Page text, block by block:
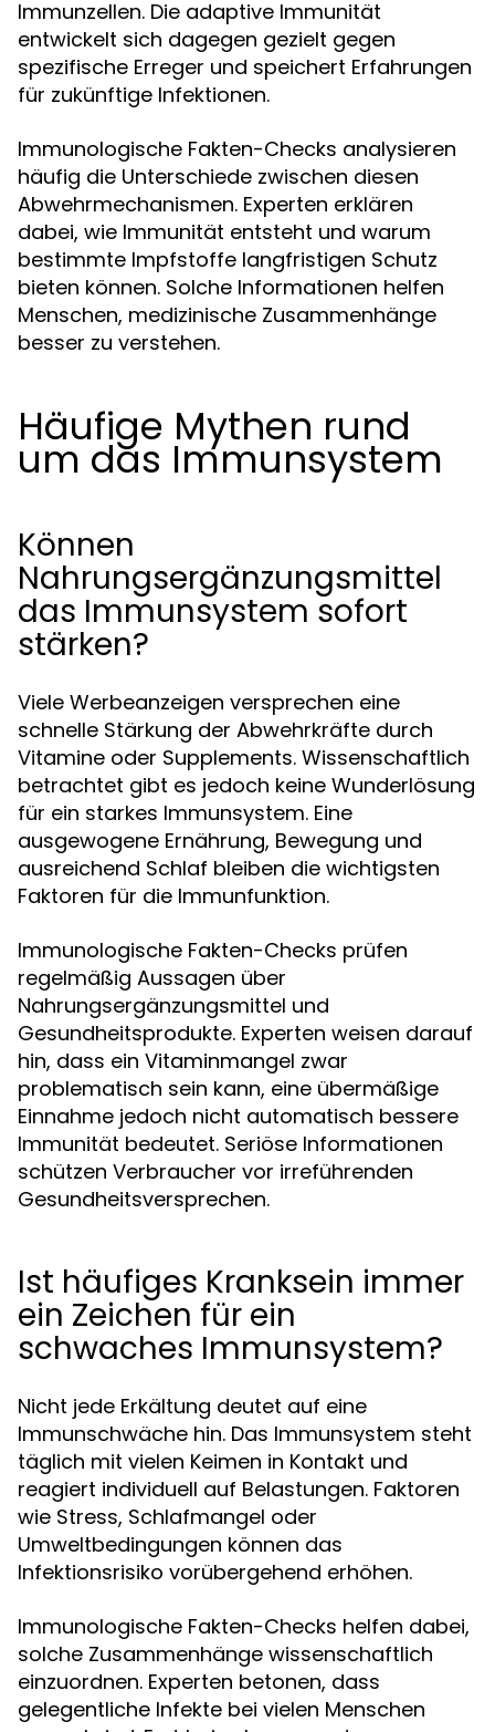
Immunzellen. Die adaptive Immunität
entwickelt sich dagegen gezielt gegen
spezifische Erreger und speichert Erfahrungen
für zukünftige Infektionen.
Immunologische Fakten-Checks analysieren
häufig die Unterschiede zwischen diesen
Abwehrmechanismen. Experten erklären
dabei, wie Immunität entsteht und warum
bestimmte Impfstoffe langfristigen Schutz
bieten können. Solche Informationen helfen
Menschen, medizinische Zusammenhänge
besser zu verstehen.
Häufige Mythen rund
um das Immunsystem
Können
Nahrungsergänzungsmittel
das Immunsystem sofort
stärken?
Viele Werbeanzeigen versprechen eine
schnelle Stärkung der Abwehrkräfte durch
Vitamine oder Supplements. Wissenschaftlich
betrachtet gibt es jedoch keine Wunderlösung
für ein starkes Immunsystem. Eine
ausgewogene Ernährung, Bewegung und
ausreichend Schlaf bleiben die wichtigsten
Faktoren für die Immunfunktion.
Immunologische Fakten-Checks prüfen
regelmäßig Aussagen über
Nahrungsergänzungsmittel und
Gesundheitsprodukte. Experten weisen darauf
hin, dass ein Vitaminmangel zwar
problematisch sein kann, eine übermäßige
Einnahme jedoch nicht automatisch bessere
Immunität bedeutet. Seriöse Informationen
schützen Verbraucher vor irreführenden
Gesundheitsversprechen.
Ist häufiges Kranksein immer
ein Zeichen für ein
schwaches Immunsystem?
Nicht jede Erkältung deutet auf eine
Immunschwäche hin. Das Immunsystem steht
täglich mit vielen Keimen in Kontakt und
reagiert individuell auf Belastungen. Faktoren
wie Stress, Schlafmangel oder
Umweltbedingungen können das
Infektionsrisiko vorübergehend erhöhen.
Immunologische Fakten-Checks helfen dabei,
solche Zusammenhänge wissenschaftlich
einzuordnen. Experten betonen, dass
gelegentliche Infekte bei vielen Menschen